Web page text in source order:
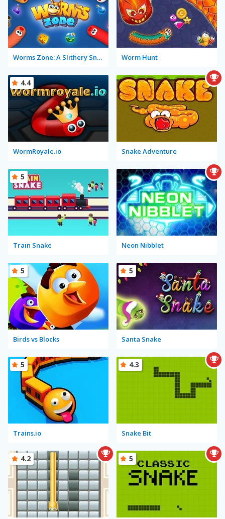
Worms Zone: A Slithery Snake Worm Hunt
WormRoyale.io
4.4
Snake Adventure
Train Snake
5
Neon Nibblet
Birds vs Blocks
5
Santa Snake
5
Trains.io
5
Snake Bit
4.3
4.2 5